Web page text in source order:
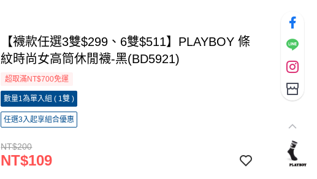
【襪款任選3雙$299、6雙$511】PLAYBOY 條
紋時尚女高筒休閒襪-黑(BD5921)
超取滿NT$700免運
數量1為單入組 ( 1雙 )
任選3入起享組合優惠
NT$200
NT$109